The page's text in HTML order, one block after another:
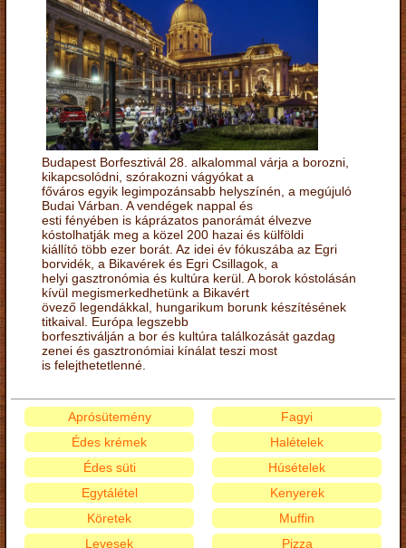
Budapest Borfesztivál 28. alkalommal várja a borozni,
kikapcsolódni, szórakozni vágyókat a
főváros egyik legimpozánsabb helyszínén, a megújuló
Budai Várban. A vendégek nappal és
esti fényében is káprázatos panorámát élvezve
kóstolhatják meg a közel 200 hazai és külföldi
kiállító több ezer borát. Az idei év fókuszába az Egri
borvidék, a Bikavérek és Egri Csillagok, a
helyi gasztronómia és kultúra kerül. A borok kóstolásán
kívül megismerkedhetünk a Bikavért
övező legendákkal, hungarikum borunk készítésének
titkaival. Európa legszebb
borfesztiválján a bor és kultúra találkozását gazdag
zenei és gasztronómiai kínálat teszi most
is felejthetetlenné.
Aprósütemény
Édes krémek
Édes süti
Egytálétel
Fagyi
Halételek
Húsételek
Kenyerek
Köretek
Levesek
Muffin
Pizza